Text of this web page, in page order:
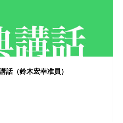
（鈴木宏幸准員）